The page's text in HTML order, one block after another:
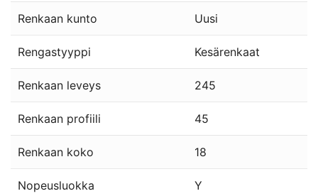
Renkaan kunto Uusi
Rengastyyppi Kesärenkaat
Renkaan leveys 245
Renkaan profiili 45
Renkaan koko 18
Nopeusluokka Y